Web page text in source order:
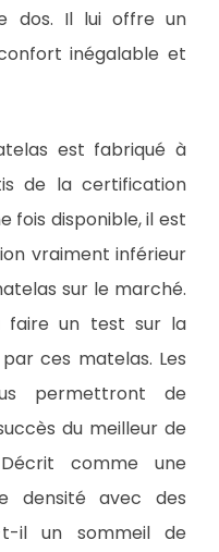
dos. Il lui offre un
inégalable et
est fabriqué à
de la certification
fois disponible, il est
vraiment inférieur
sur le marché.
faire un test sur la
ces matelas. Les
permettront de
du meilleur de
comme une
densité avec des
t-il un sommeil de